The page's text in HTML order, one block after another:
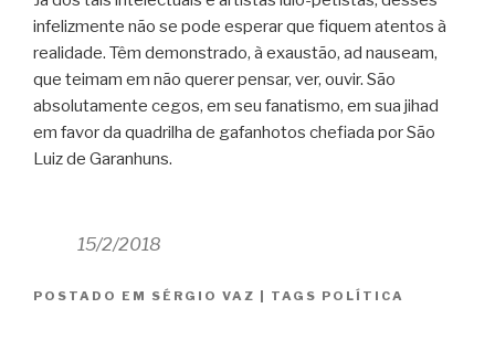
infelizmente não se pode esperar que fiquem atentos à
realidade. Têm demonstrado, à exaustão, ad nauseam,
que teimam em não querer pensar, ver, ouvir. São
absolutamente cegos, em seu fanatismo, em sua jihad
em favor da quadrilha de gafanhotos chefiada por São
Luiz de Garanhuns.
15/2/2018
POSTADO EM SÉRGIO VAZ TAGS POLÍTICA